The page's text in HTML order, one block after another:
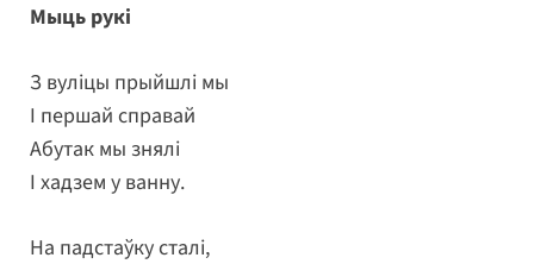
Мыць рукі
З вуліцы прыйшлі мы
І першай справай
Абутак мы знялі
І хадзем у ванну.
На падстаўку сталі,